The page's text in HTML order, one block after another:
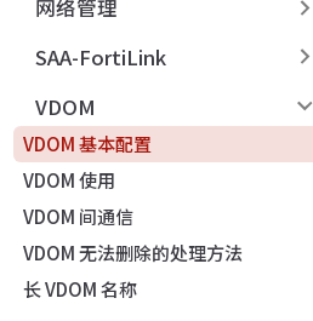
网络管理
SAA-FortiLink
VDOM
VDOM 基本配置
VDOM 使用
VDOM 间通信
VDOM 无法删除的处理方法
长 VDOM 名称